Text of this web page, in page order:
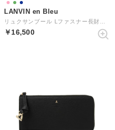
LANVIN en Bleu
リュクサンブール Lファスナー長財布 （オールドローズ）
￥16,500